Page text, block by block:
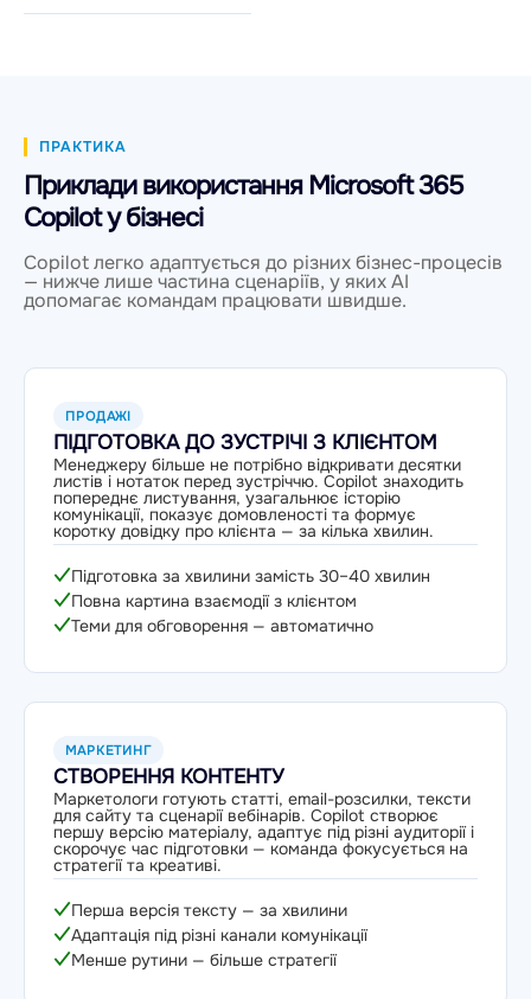
ПРАКТИКА
Приклади використання Microsoft 365
Copilot у бізнесі
Copilot легко адаптується до різних бізнес-процесів
— нижче лише частина сценаріїв, у яких AI
допомагає командам працювати швидше.
ПРОДАЖІ
ПІДГОТОВКА ДО ЗУСТРІЧІ З КЛІЄНТОМ
Менеджеру більше не потрібно відкривати десятки
листів і нотаток перед зустріччю. Copilot знаходить
попереднє листування, узагальнює історію
комунікації, показує домовленості та формує
коротку довідку про клієнта — за кілька хвилин.
Підготовка за хвилини замість 30–40 хвилин
Повна картина взаємодії з клієнтом
Теми для обговорення — автоматично
МАРКЕТИНГ
СТВОРЕННЯ КОНТЕНТУ
Маркетологи готують статті, email-розсилки, тексти
для сайту та сценарії вебінарів. Copilot створює
першу версію матеріалу, адаптує під різні аудиторії і
скорочує час підготовки — команда фокусується на
стратегії та креативі.
Перша версія тексту — за хвилини
Адаптація під різні канали комунікації
Менше рутини — більше стратегії